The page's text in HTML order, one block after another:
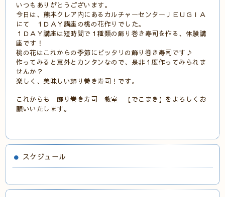
いつもありがとうございます。
今日は、熊本クレア内にあるカルチャーセンターＪＥＵＧＩＡ
にて １ＤＡＹ講座の桃の花作りでした。
１ＤＡＹ講座は短時間で１種類の飾り巻き寿司を作る、体験講
座です！
桃の花はこれからの季節にピッタリの飾り巻き寿司です♪
作ってみると意外とカンタンなので、是非１度作ってみられま
せんか？
楽しく、美味しい飾り巻き寿司！です。
これからも 飾り巻き寿司 教室 【でこまき】をよろしくお
願いいたします。
スケジュール